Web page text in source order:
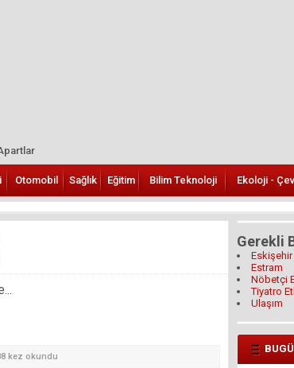
Otomobil Sağlık Eğitim Bilim Teknoloji Ekoloji -
kez okundu
Gerekli
Estram
Nöbetçi
Tiyatro
Ulaşım